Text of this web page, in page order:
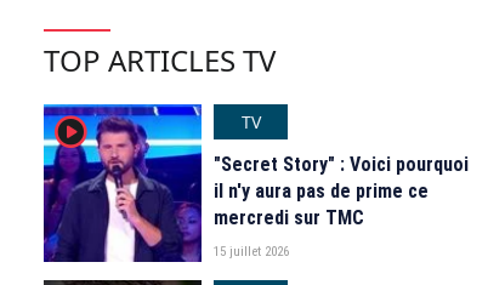
TOP ARTICLES TV
player2
TV
"Secret Story" : Voici pourquoi
il n'y aura pas de prime ce
mercredi sur TMC
15 juillet 2026